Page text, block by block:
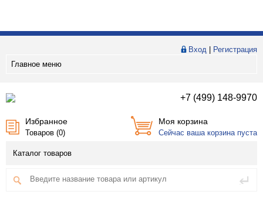
Вход
Регистрация
Главное меню
+7 (499) 148-9970
Избранное
Товаров (0)
Моя корзина
Сейчас ваша корзина пуста
Каталог товаров